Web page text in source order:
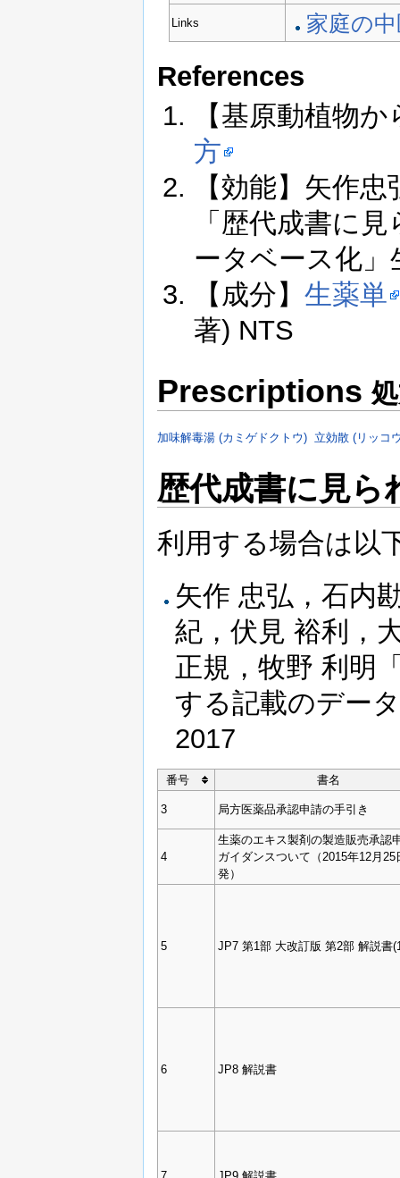
Links 家庭の
References
【基原動植物
方
【効能】矢作
「歴代成書に
ータベース化」
【成分】 生薬単
著) NTS
Prescriptions
加味解毒湯 (カミゲドクトウ) 立効散 (リッコ
歴代成書に見ら
利用する場合は以
矢作 忠弘，石内
紀，伏見 裕利，
正規，牧野 利明
する記載のデー
2017
番号 書名
3 局方医薬品承認申請の手引き
4
生薬のエキス製剤の製造販売承認
ガイダンスついて（2015年12月25
発）
5 JP7 第1部 大改訂版 第2部 解説書
6 JP8 解説書